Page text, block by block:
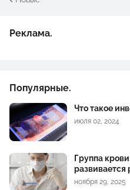
Реклама.
Популярные.
Что такое
июля 02, 2024
Группа
развивается
ноября 29, 2025